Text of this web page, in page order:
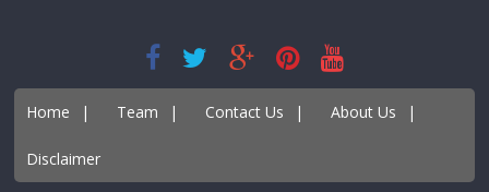
Home | Team | Contact Us | About Us |
Disclaimer